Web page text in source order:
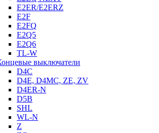
E2ER/E2ERZ
E2F
E2FQ
E2Q5
E2Q6
TL-W
выключатели
D4C
D4E, D4MC, ZE, ZV
D4ER-N
D5B
SHL
WL-N
Z